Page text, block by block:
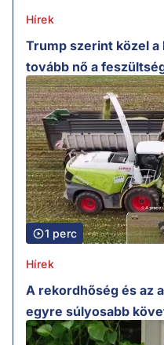
Hírek
Trump szerint közel a
tovább nő a
1 perc
Hírek
A rekordhőség és az
egyre súlyosabb